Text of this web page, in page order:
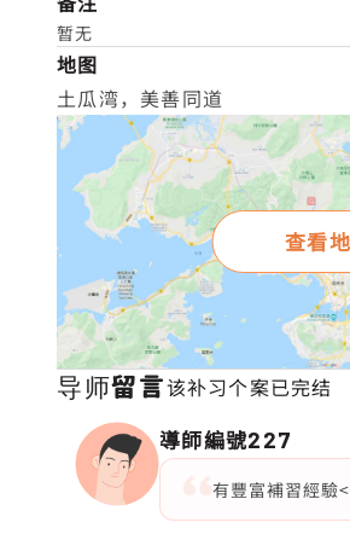
暂无
地图
土瓜湾，美善同道
查看
导师留言该补习个案已完结
導師編號227
有豐富補習經驗